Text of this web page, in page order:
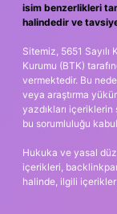
isim benzerlikleri
halindedir ve
Sitemiz, 5651
Kurumu (BTK)
vermektedir. Bu
veya araştırma
yazdıkları
bu sorumluluğu kabul
Hukuka ve yasal
içerikleri,
halinde, ilgili içerikler